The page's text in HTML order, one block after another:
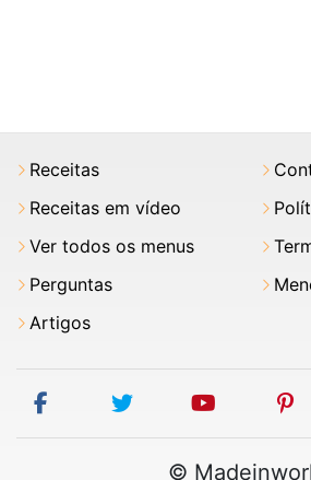
Receitas
Receitas em vídeo
Ver todos os menus
Perguntas
Artigos
facebooktwitter youtube
©